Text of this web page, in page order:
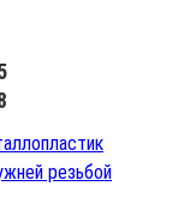
резьбой